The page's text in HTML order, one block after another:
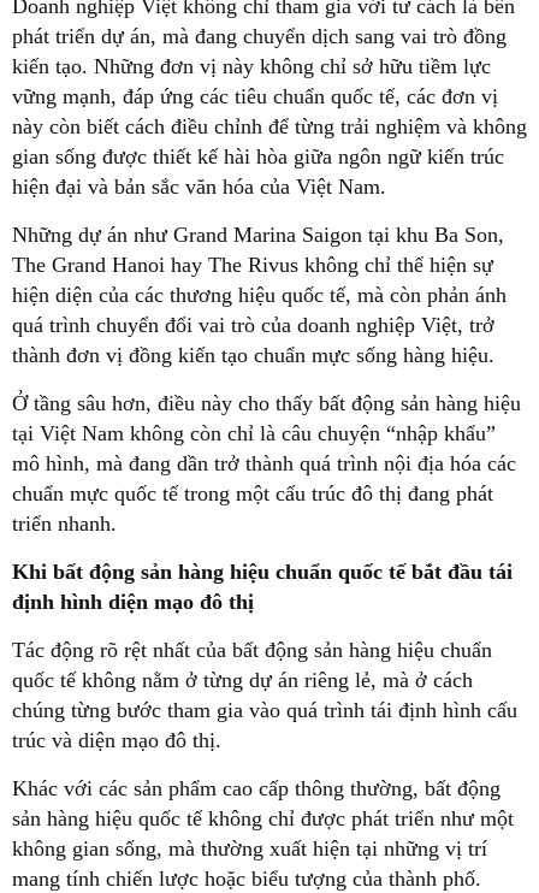
Doanh nghiệp Việt không chỉ tham gia với tư cách là bên
phát triển dự án, mà đang chuyển dịch sang vai trò đồng
kiến tạo. Những đơn vị này không chỉ sở hữu tiềm lực
vững mạnh, đáp ứng các tiêu chuẩn quốc tế, các đơn vị
này còn biết cách điều chỉnh để từng trải nghiệm và không
gian sống được thiết kế hài hòa giữa ngôn ngữ kiến trúc
hiện đại và bản sắc văn hóa của Việt Nam.
Những dự án như Grand Marina Saigon tại khu Ba Son,
The Grand Hanoi hay The Rivus không chỉ thể hiện sự
hiện diện của các thương hiệu quốc tế, mà còn phản ánh
quá trình chuyển đổi vai trò của doanh nghiệp Việt, trở
thành đơn vị đồng kiến tạo chuẩn mực sống hàng hiệu.
Ở tầng sâu hơn, điều này cho thấy bất động sản hàng hiệu
tại Việt Nam không còn chỉ là câu chuyện “nhập khẩu”
mô hình, mà đang dần trở thành quá trình nội địa hóa các
chuẩn mực quốc tế trong một cấu trúc đô thị đang phát
triển nhanh.
Khi bất động sản hàng hiệu chuẩn quốc tế bắt đầu tái
định hình diện mạo đô thị
Tác động rõ rệt nhất của bất động sản hàng hiệu chuẩn
quốc tế không nằm ở từng dự án riêng lẻ, mà ở cách
chúng từng bước tham gia vào quá trình tái định hình cấu
trúc và diện mạo đô thị.
Khác với các sản phẩm cao cấp thông thường, bất động
sản hàng hiệu quốc tế không chỉ được phát triển như một
không gian sống, mà thường xuất hiện tại những vị trí
mang tính chiến lược hoặc biểu tượng của thành phố.